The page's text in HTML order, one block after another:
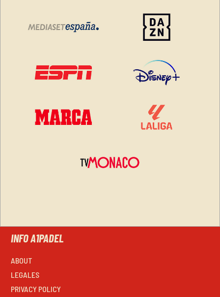
INFO A1PADEL
ABOUT
LEGALES
PRIVACY POLICY